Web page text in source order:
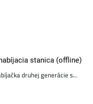
stanica (offline)
druhej generácie s...